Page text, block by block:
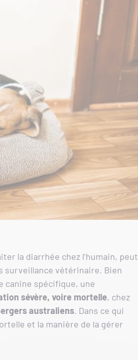
la diarrhée chez l’humain, peut
surveillance vétérinaire. Bien
canine spécifique, une
sévère, voire mortelle, chez
australiens. Dans ce qui
et la manière de la gérer